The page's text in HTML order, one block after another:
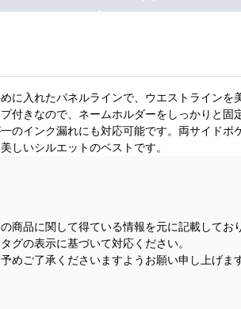
に入れたパネルラインで、ウエストラインを
付きなので、ネームホルダーをしっかりと固
のインク漏れにも対応可能です。両サイドポ
しいシルエットのベストです。
商品に関して得ている情報を元に記載してお
グの表示に基づいて対応ください。
めご了承くださいますようお願い申し上げます